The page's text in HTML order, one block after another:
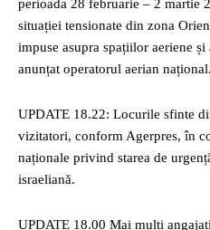
perioada 28 februarie – 2 martie
situației tensionate din zona
impuse asupra spațiilor aeriene
anunțat operatorul aerian național.
UPDATE 18.22: Locurile sfinte
vizitatori, conform Agerpres, în
naționale privind starea de
israeliană.
UPDATE 18.00 Mai mulți